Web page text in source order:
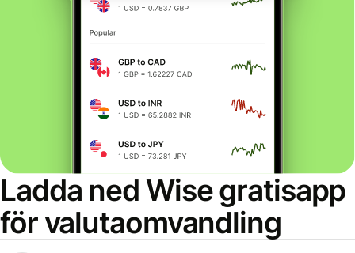
Ladda ned Wise gratisapp
för valutaomvandling